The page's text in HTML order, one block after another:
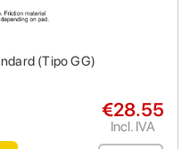
(Tipo GG)
€28.55
Incl. IVA